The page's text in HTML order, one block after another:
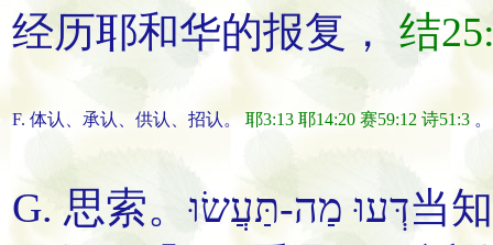
经历耶和华的报复， 结
F. 体认 承认 供认 招认 。 耶3:13 耶14:20 赛59:12 诗51:3 。
G.思索 。דְּעוּ מַה-תַּעֲשׂוּ当